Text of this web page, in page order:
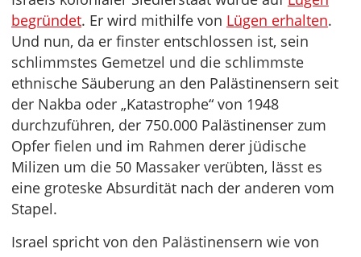
begründet. Er wird mithilfe von Lügen erhalten.
Und nun, da er finster entschlossen ist, sein
schlimmstes Gemetzel und die schlimmste
ethnische Säuberung an den Palästinensern seit
der Nakba oder „Katastrophe“ von 1948
durchzuführen, der 750.000 Palästinenser zum
Opfer fielen und im Rahmen derer jüdische
Milizen um die 50 Massaker verübten, lässt es
eine groteske Absurdität nach der anderen vom
Stapel.
Israel spricht von den Palästinensern wie von